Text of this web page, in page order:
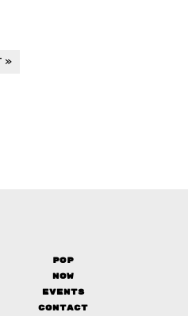
»
Pop
Now
Events
Contact